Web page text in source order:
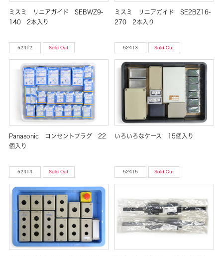
ミスミ リニアガイド SEBWZ9-
140 2本入り
ミスミ リニアガイド SE2BZ16-
270 2本入り
52412 Sold Out
Panasonic コンセントプラグ 22
個入り
52413 Sold Out
いろいろなケース 15個入り
52414 Sold Out 52415 Sold Out